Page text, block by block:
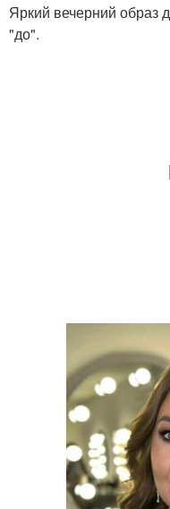
Яркий вечерний образ
"до".